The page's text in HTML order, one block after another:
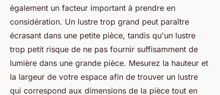
également un facteur important à prendre en
considération. Un lustre trop grand peut paraître
écrasant dans une petite pièce, tandis qu'un lustre
trop petit risque de ne pas fournir suffisamment de
lumière dans une grande pièce. Mesurez la hauteur et
la largeur de votre espace afin de trouver un lustre
qui correspond aux dimensions de la pièce tout en